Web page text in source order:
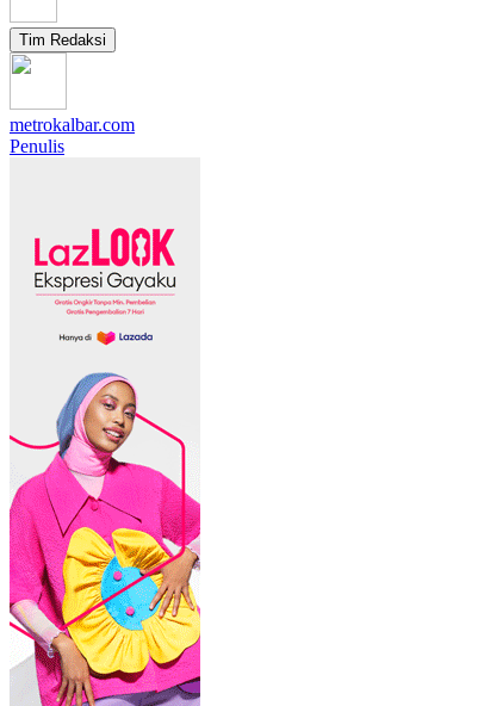
Tim Redaksi
metrokalbar.com
Penulis